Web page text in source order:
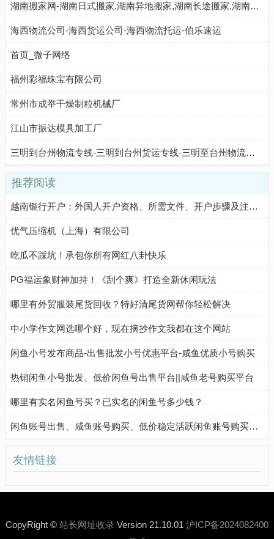
湖南搬家网-湖南日式搬家,湖南异地搬家,湖南长途搬家,湖南仓储物流,湖南搬家公司排名前十名
海西物流公司-海西货运公司-海西物流托运-伯乐速运
首页_微子网络
福州彩福珠宝有限公司
常州市成举干燥制粒机械厂
江山市振达模具加工厂
三明到台州物流专线-三明到台州货运专线-三明至台州物流公司-就发物流网
推荐阅读
越南银行开户：外国人开户资格、所需文件、开户步骤及注意事项
优气压缩机（上海）有限公司
吃瓜不踩坑！承包你所有网红八卦快乐
PG福运象财神加持！《刮个爽》打造全新休闲玩法
哪里有外贸服装尾货回收？特好清尾货网帮你轻松解决
中小学作文网选哪个好，现在摘抄作文我都在这个网站
闲鱼小号发布商品-出售批发小号优惠平台-咸鱼优质小号购买
热销闲鱼小号批发、低价闲鱼号出售平台||咸鱼老号购买平台
哪里有实名闲鱼号买？已实名的闲鱼号多少钱？
闲鱼账号出售、咸鱼账号购买、低价稳定活跃闲鱼账号购买流程
友情链接
CopyRight © 站长网址收录 Version 21.10.01 沪ICP备2024082400